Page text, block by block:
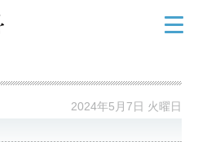
2024年5月7日 火曜日